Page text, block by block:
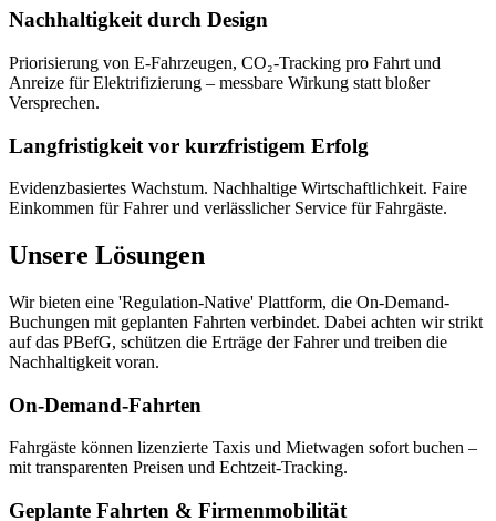
Nachhaltigkeit durch Design
Priorisierung von E-Fahrzeugen, CO₂-Tracking pro Fahrt und
Anreize für Elektrifizierung – messbare Wirkung statt bloßer
Versprechen.
Langfristigkeit vor kurzfristigem Erfolg
Evidenzbasiertes Wachstum. Nachhaltige Wirtschaftlichkeit. Faire
Einkommen für Fahrer und verlässlicher Service für Fahrgäste.
Unsere Lösungen
Wir bieten eine 'Regulation-Native' Plattform, die On-Demand-
Buchungen mit geplanten Fahrten verbindet. Dabei achten wir strikt
auf das PBefG, schützen die Erträge der Fahrer und treiben die
Nachhaltigkeit voran.
On-Demand-Fahrten
Fahrgäste können lizenzierte Taxis und Mietwagen sofort buchen –
mit transparenten Preisen und Echtzeit-Tracking.
Geplante Fahrten & Firmenmobilität